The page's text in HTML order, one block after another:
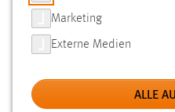
FILTER
Typ
Marketing
Externe Medien
ALLE